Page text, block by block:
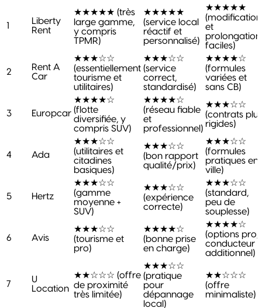
1
Liberty
Rent
★★★★★ (très
large gamme,
y compris
TPMR)
★★★★★
(service local
réactif et
personnalisé)
★★★★★
et
faciles)
2
Rent A
Car
★★★☆☆
(essentiellement
tourisme et
utilitaires)
★★★☆☆
(service
correct,
standardisé)
★★★★☆
(formules
variées et
sans CB)
3 Europcar
★★★★☆
(flotte
diversifiée, y
compris SUV)
★★★★☆
(réseau fiable
et
professionnel)
★★★☆☆
(contrats plus
rigides)
4 Ada
★★★☆☆
(utilitaires et
citadines
basiques)
★★★☆☆
(bon rapport
qualité/prix)
★★★☆☆
(formules
pratiques en
ville)
5 Hertz
★★★☆☆
(gamme
moyenne +
SUV)
★★★☆☆
(expérience
correcte)
★★★☆☆
(standard,
peu de
souplesse)
6 Avis
★★★☆☆
(tourisme et
pro)
★★★★☆
(bonne prise
en charge)
★★★★☆
(options pro,
conducteur
additionnel)
7
U
Location
★★☆☆☆ (offre
de proximité
très limitée)
★★★☆☆
(pratique
pour
dépannage
local)
★★☆☆☆
(offre
minimaliste)